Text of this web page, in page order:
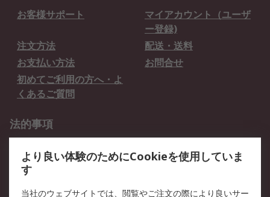
お客様サポート
マイアカウント（ユーザ
ー登録)
注文方法
配送・送料
お支払い方法
お問合せ
初めてご利用の方へ・よ
くあるご質問
法的事項
クッキーポリシー
RSについて
より良い体験のためにCookieを使用していま
す
当社のウェブサイトでは、閲覧やご注文の際により良いサー